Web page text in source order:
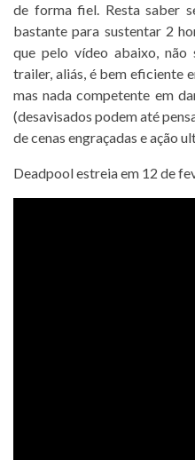
de forma fiel. Resta saber
bastante para sustentar 2
que pelo vídeo abaixo, não
trailer, aliás, é bem eficiente
mas nada competente em
(desavisados podem até
de cenas engraçadas e ação
Deadpool estreia em 12 de